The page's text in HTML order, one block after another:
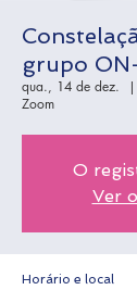
grupo
qua., 14 de dez.
  |
Zoom
O
Ver
Horário e local